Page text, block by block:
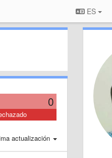
ES
0
actualización